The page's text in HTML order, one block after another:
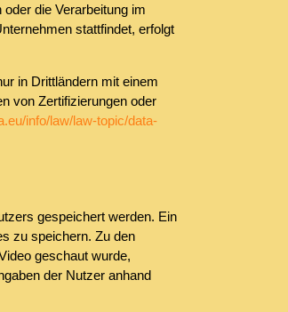
die Verarbeitung im
stattfindet, erfolgt
in Drittländern mit einem
von Zertifizierungen oder
info/law/law-topic/data-
gespeichert werden. Ein
zu speichern. Zu den
geschaut wurde,
der Nutzer anhand